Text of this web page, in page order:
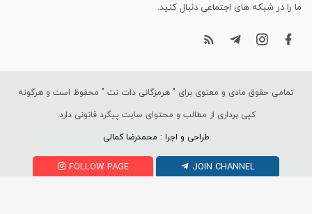
ما را در شبکه های اجتماعی دنبال کنید.
تمامی حقوق مادی و معنوی برای " هرمزگانی دات نت " محفوظ است و هرگونه
کپی برداری از مطالب و محتوای سایت پیگرد قانونی دارد.
طراحی و اجرا : محمدرضا کمالی
FOLLOW PAGE JOIN CHANNEL